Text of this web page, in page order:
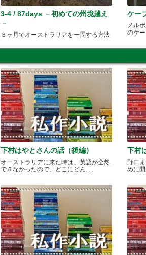
3-4 / 87days －初めての州境越え
－
３ヶ月でオーストラリアを一周する方法
ケー
メル
のケ
下村はやとさんの話（後編）
オーストラリアに来た時は、英語が全然
できなかったので、どこにどん.....
下村
野口
めに